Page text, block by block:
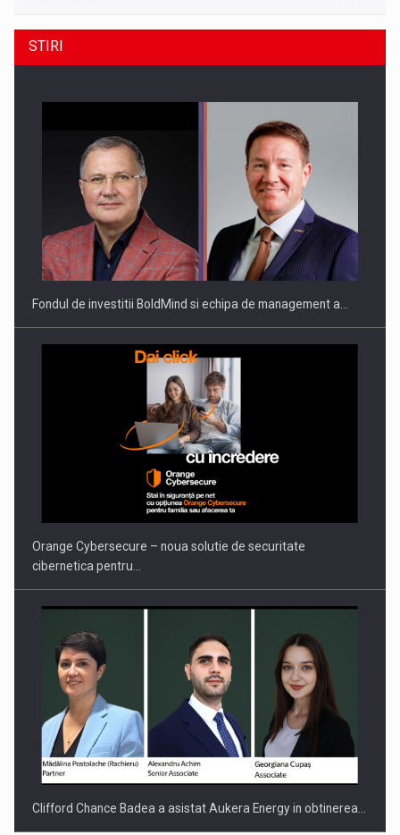
STIRI
Fondul de investitii BoldMind si echipa de management a…
Orange Cybersecure – noua solutie de securitate
cibernetica pentru…
Clifford Chance Badea a asistat Aukera Energy in obtinerea…